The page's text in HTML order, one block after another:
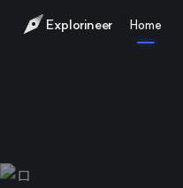
Explorineer Home